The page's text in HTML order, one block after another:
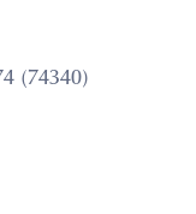
(74340)